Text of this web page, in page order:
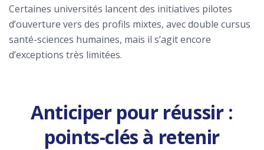
Certaines universités lancent des initiatives pilotes
d’ouverture vers des profils mixtes, avec double cursus
santé-sciences humaines, mais il s’agit encore
d’exceptions très limitées.
Anticiper pour réussir :
points-clés à retenir